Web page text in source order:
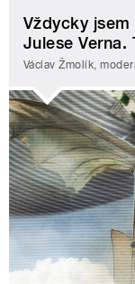
Vždycky
Julese
Václav Žmolík,